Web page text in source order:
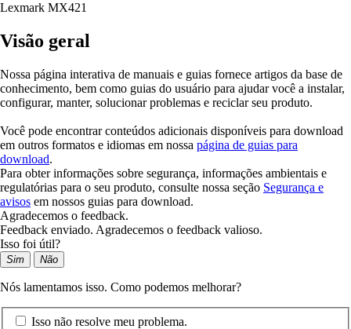
Lexmark MX421
Visão geral
Nossa página interativa de manuais e guias fornece artigos da base de
conhecimento, bem como guias do usuário para ajudar você a instalar,
configurar, manter, solucionar problemas e reciclar seu produto.
Você pode encontrar conteúdos adicionais disponíveis para download
em outros formatos e idiomas em nossa página de guias para
download.
Para obter informações sobre segurança, informações ambientais e
regulatórias para o seu produto, consulte nossa seção Segurança e
avisos em nossos guias para download.
Agradecemos o feedback.
Feedback enviado. Agradecemos o feedback valioso.
Isso foi útil?
Sim Não
Nós lamentamos isso. Como podemos melhorar?
Isso não resolve meu problema.